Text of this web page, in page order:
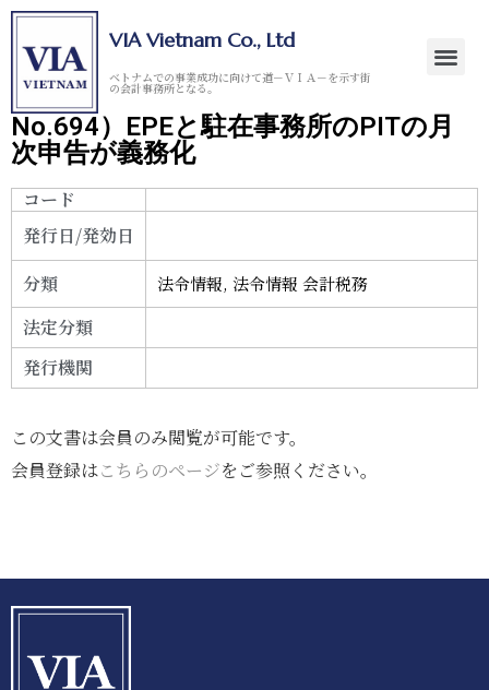
VIA Vietnam Co., Ltd
ベトナムでの事業成功に向けて道－ＶＩＡ－を示す街
の会計事務所となる。
No.694）EPEと駐在事務所のPITの月
次申告が義務化
コード
発行日/発効日
分類
法令情報,法令情報 会計税務
法定分類
発行機関
この文書は会員のみ閲覧が可能です。
会員登録はこちらのページをご参照ください。